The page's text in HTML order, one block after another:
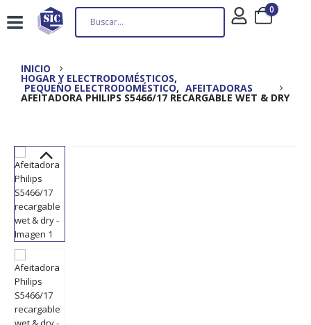
0
INICIO
HOGAR Y ELECTRODOMÉSTICOS,
PEQUEÑO ELECTRODOMÉSTICO, AFEITADORAS
AFEITADORA PHILIPS S5466/17 RECARGABLE WET & DRY